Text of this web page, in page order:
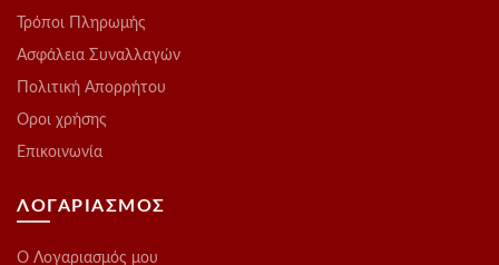
Τρόποι Πληρωμής
Ασφάλεια Συναλλαγών
Πολιτική Απορρήτου
Οροι χρήσης
Επικοινωνία
ΛΟΓΑΡΙΑΣΜΟΣ
O Λογαριασμός μου